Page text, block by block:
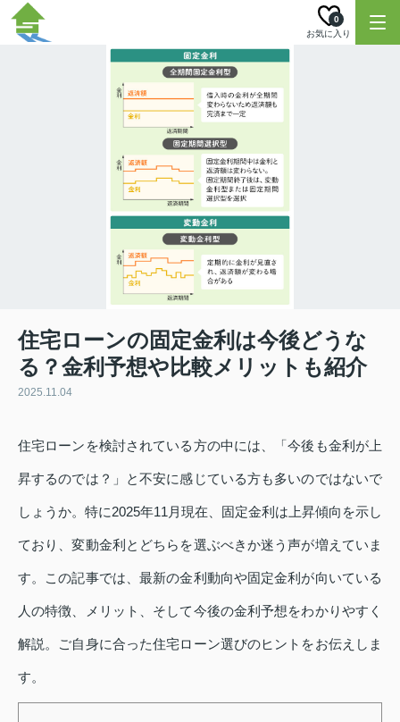
お気に入り
0
住宅ローンの固定金利は今後どうな
る？金利予想や比較メリットも紹介
2025.11.04
住宅ローンを検討されている方の中には、「今後も金利が上
昇するのでは？」と不安に感じている方も多いのではないで
しょうか。特に2025年11月現在、固定金利は上昇傾向を示し
ており、変動金利とどちらを選ぶべきか迷う声が増えていま
す。この記事では、最新の金利動向や固定金利が向いている
人の特徴、メリット、そして今後の金利予想をわかりやすく
解説。ご自身に合った住宅ローン選びのヒントをお伝えしま
す。